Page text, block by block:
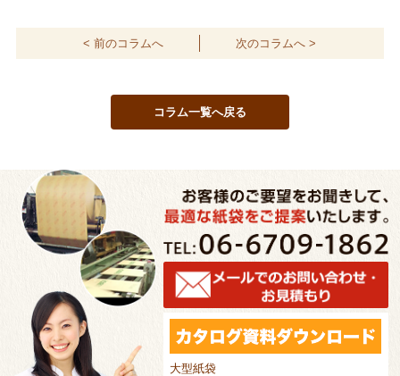
< 前のコラムへ 次のコラムへ >
コラム一覧へ戻る
大型紙袋